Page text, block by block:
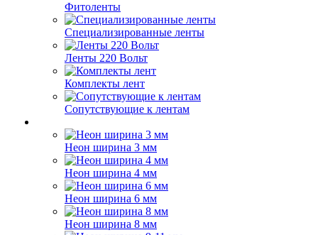
Фитоленты
Специализированные ленты
Ленты 220 Вольт
Комплекты лент
Сопутствующие к лентам
Неон ширина 3 мм
Неон ширина 4 мм
Неон ширина 6 мм
Неон ширина 8 мм